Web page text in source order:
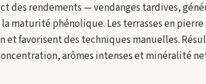
des rendements — vendanges tardives,
maturité phénolique. Les terrasses en
et favorisent des techniques manuelles.
arômes intenses et minéralité